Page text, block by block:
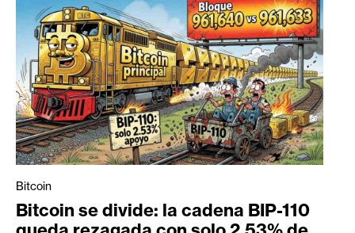
Bitcoin
Bitcoin se divide: la cadena BIP-110